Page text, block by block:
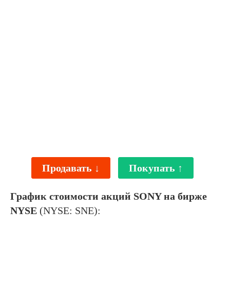
Продавать ↓ Покупать ↑
График стоимости акций SONY на бирже
NYSE (NYSE: SNE):